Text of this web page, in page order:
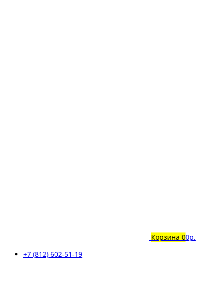
Корзина 00р.
+7 (812) 602-51-19